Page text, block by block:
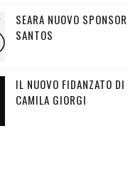
SEARA NUOVO
SANTOS
IL NUOVO FIDANZATO DI
CAMILA GIORGI